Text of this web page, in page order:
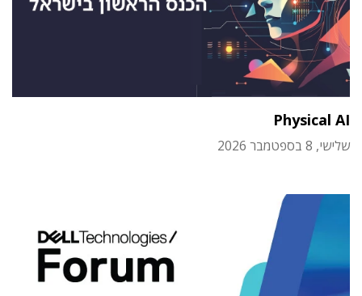
Physical AI
שלישי, 8 בספטמבר 2026